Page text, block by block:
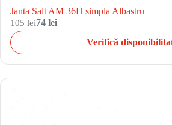
Janta Salt AM 36H simpla Albastru
105 lei74 lei
Verifică